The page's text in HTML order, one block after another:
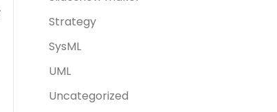
Strategy
SysML
UML
Uncategorized